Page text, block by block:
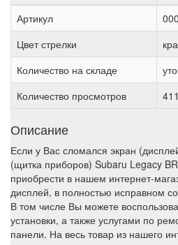
Артикул
Цвет стрелки
Количество на складе
Количество просмотров
411
Описание
Если у Вас сломался экран
(щитка приборов) Subaru Legacy
приобрести в нашем интернет-
дисплей, в полностью исправном
В том числе Вы можете
установки, а также услугами по
панели. На весь товар из нашего